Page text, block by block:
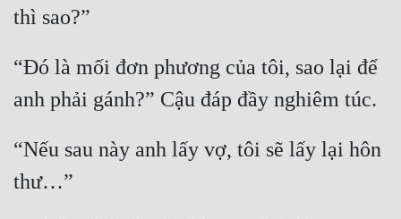
thì sao?”
“Đó là mối đơn phương của tôi, sao lại để
anh phải gánh?” Cậu đáp đầy nghiêm túc.
“Nếu sau này anh lấy vợ, tôi sẽ lấy lại hôn
thư…”